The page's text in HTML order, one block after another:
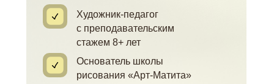
Художник-педагог
с преподавательским
стажем 8+ лет
Основатель школы
рисования «Арт-Матита»